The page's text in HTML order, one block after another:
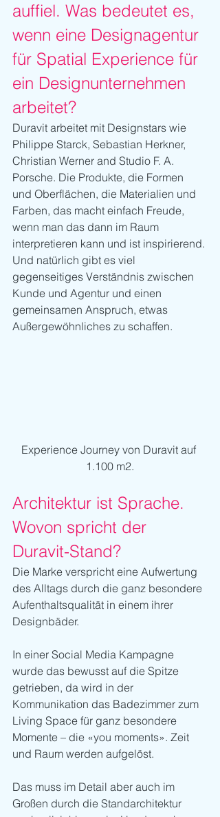
auffiel. Was bedeutet es,
wenn eine Designagentur
für Spatial Experience für
ein Designunternehmen
arbeitet?
Duravit arbeitet mit Designstars wie
Philippe Starck, Sebastian Herkner,
Christian Werner and Studio F. A.
Porsche. Die Produkte, die Formen
und Oberflächen, die Materialien und
Farben, das macht einfach Freude,
wenn man das dann im Raum
interpretieren kann und ist inspirierend.
Und natürlich gibt es viel
gegenseitiges Verständnis zwischen
Kunde und Agentur und einen
gemeinsamen Anspruch, etwas
Außergewöhnliches zu schaffen.
Experience Journey von Duravit auf
1.100 m2.
Architektur ist Sprache.
Wovon spricht der
Duravit-Stand?
Die Marke verspricht eine Aufwertung
des Alltags durch die ganz besondere
Aufenthaltsqualität in einem ihrer
Designbäder.
In einer Social Media Kampagne
wurde das bewusst auf die Spitze
getrieben, da wird in der
Kommunikation das Badezimmer zum
Living Space für ganz besondere
Momente – die «you moments». Zeit
und Raum werden aufgelöst.
Das muss im Detail aber auch im
Großen durch die Standarchitektur